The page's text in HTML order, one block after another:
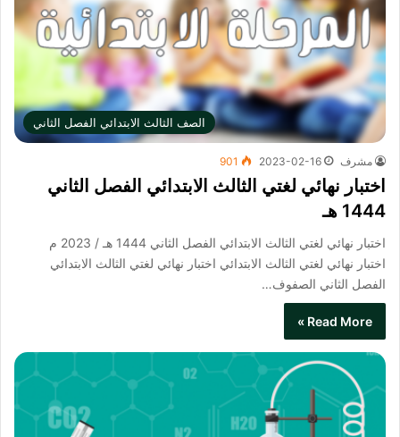
الصف الثالث الابتدائي الفصل الثاني
مشرف 2023-02-16
901
اختبار نهائي لغتي الثالث الابتدائي الفصل الثاني
1444 هـ
اختبار نهائي لغتي الثالث الابتدائي الفصل الثاني 1444 هـ / 2023 م
اختبار نهائي لغتي الثالث الابتدائي​ اختبار نهائي لغتي الثالث الابتدائي
الفصل الثاني الصفوف…
Read More »